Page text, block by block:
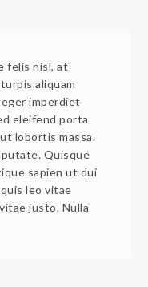
felis nisl, at
aliquam
imperdiet
eleifend porta
lobortis massa.
Quisque
sapien ut dui
leo vitae
justo. Nulla